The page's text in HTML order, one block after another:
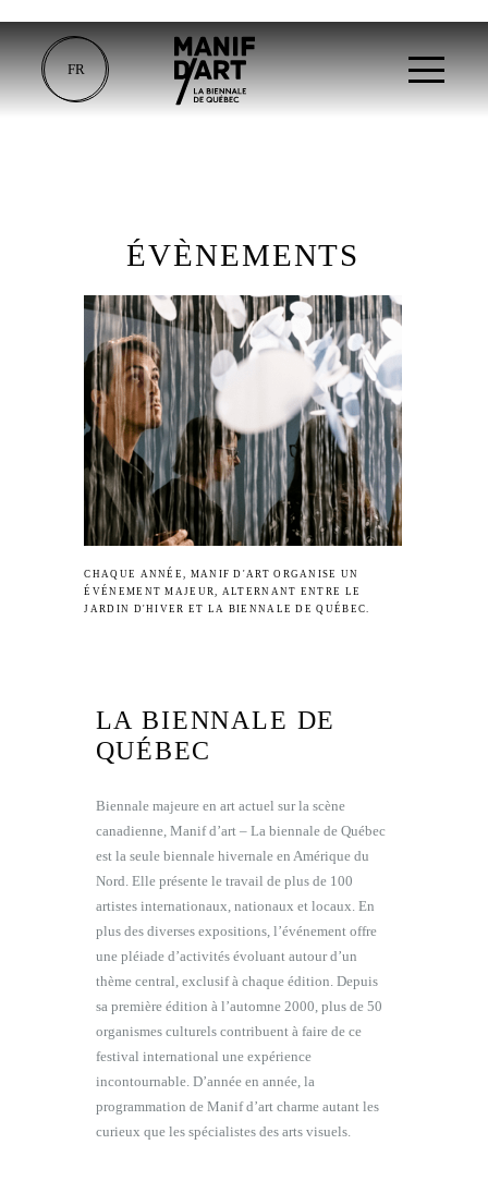
FR
ÉVÈNEMENTS
CHAQUE ANNÉE, MANIF D'ART ORGANISE UN
ÉVÉNEMENT MAJEUR, ALTERNANT ENTRE LE
JARDIN D'HIVER ET LA BIENNALE DE QUÉBEC.
LA BIENNALE DE
QUÉBEC
Biennale majeure en art actuel sur la scène
canadienne, Manif d’art – La biennale de Québec
est la seule biennale hivernale en Amérique du
Nord. Elle présente le travail de plus de 100
artistes internationaux, nationaux et locaux. En
plus des diverses expositions, l’événement offre
une pléiade d’activités évoluant autour d’un
thème central, exclusif à chaque édition. Depuis
sa première édition à l’automne 2000, plus de 50
organismes culturels contribuent à faire de ce
festival international une expérience
incontournable. D’année en année, la
programmation de Manif d’art charme autant les
curieux que les spécialistes des arts visuels.